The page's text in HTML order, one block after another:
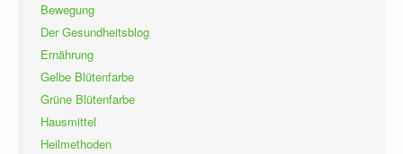
Bewegung
Der Gesundheitsblog
Ernährung
Gelbe Blütenfarbe
Grüne Blütenfarbe
Hausmittel
Heilmethoden